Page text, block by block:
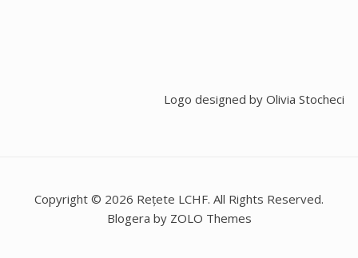
Logo designed by Olivia Stocheci
Copyright © 2026 Rețete LCHF. All Rights Reserved.
Blogera by ZOLO Themes